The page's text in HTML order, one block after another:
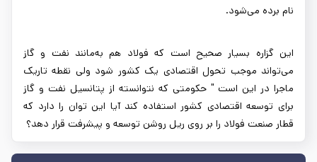
نام برده می‌شود.
این گزاره بسیار صحیح است که فولاد هم به‌مانند نفت و گاز
می‌تواند موجب تحول اقتصادی یک کشور شود ولی نقطه تاریک
ماجرا در این است " حکومتی که نتوانسته از پتانسیل نفت و گاز
برای توسعه اقتصادی کشور استفاده کند آیا این توان را دارد که
قطار صنعت فولاد را بر روی ریل روشن توسعه و پیشرفت قرار دهد؟